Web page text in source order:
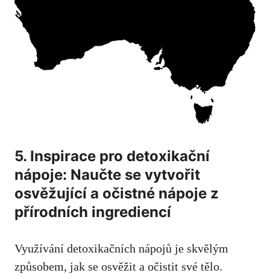
5. Inspirace pro detoxikační
nápoje: Naučte se vytvořit
osvěžující a očistné nápoje z
přírodních ingrediencí
Využívání detoxikačních nápojů je skvělým
způsobem, jak se osvěžit a očistit své tělo.